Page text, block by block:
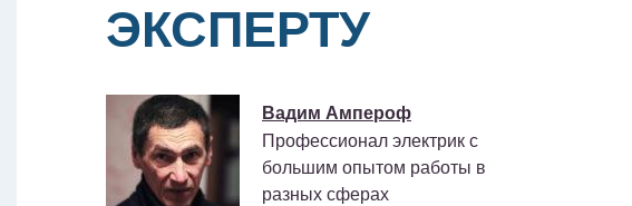
ЭКСПЕРТУ
Вадим Ампероф
Профессионал электрик с
большим опытом работы в
разных сферах